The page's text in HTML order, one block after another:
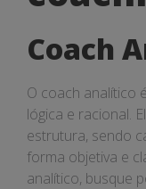
Coach
O coach analítico
lógica e racional.
estrutura, sendo
forma objetiva e
analítico, busque